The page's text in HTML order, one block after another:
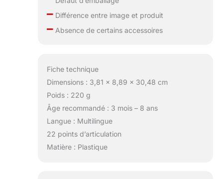
–Différence entre image et produit
–Absence de certains accessoires
Fiche technique
Dimensions : 3,81 x 8,89 x 30,48 cm
Poids : 220 g
Âge recommandé : 3 mois – 8 ans
Langue : Multilingue
22 points d’articulation
Matière : Plastique